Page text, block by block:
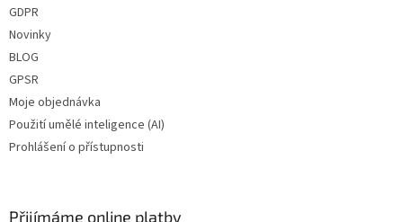
GDPR
Novinky
BLOG
GPSR
Moje objednávka
Použití umělé inteligence (AI)
Prohlášení o přístupnosti
Přijímáme online platby